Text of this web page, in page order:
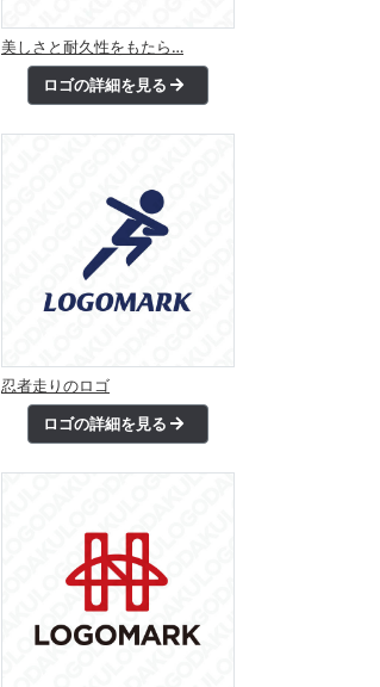
美しさと耐久性をもたら…
ロゴの詳細を見る
忍者走りのロゴ
ロゴの詳細を見る